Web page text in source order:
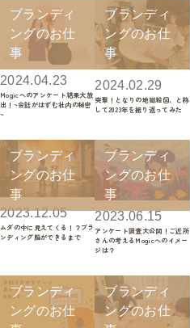
ブランディ
ングのお仕
事
2024.04.23
Mogicへのアンケート結果大放
出！~会話がはずむ社内の秘密
~
ブランディ
ングのお仕
事
2024.02.29
突撃！となりの地獄絵図、と称
して2023年を振り返ってみた
ブランディ
ングのお仕
事
2023.12.05
ムダの中に見えてくる！？ブラ
ンディング脳ができるまで
ブランディ
ングのお仕
事
2023.06.15
アンケート調査大公開！ご近所
さんの考えるMogicへのイメー
ジは？
ブランディ
ングのお仕
ブランディ
ングのお仕